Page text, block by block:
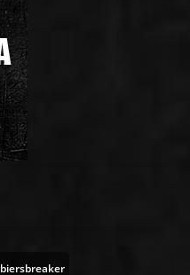
biersbreaker